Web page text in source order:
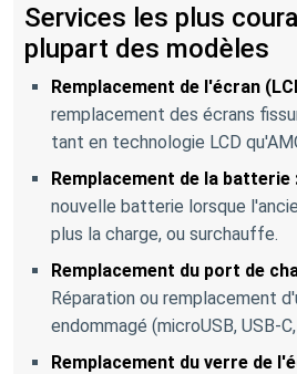
Services les plus
plupart des modèles
Remplacement de l'écran
remplacement des écrans
tant en technologie LCD
Remplacement de la batterie
nouvelle batterie lorsque
plus la charge, ou surchauffe.
Remplacement du port de
Réparation ou remplacement
endommagé (microUSB, USB-
Remplacement du verre de